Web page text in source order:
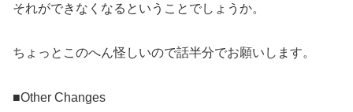
それができなくなるということでしょうか。
ちょっとこのへん怪しいので話半分でお願いします。
■Other Changes